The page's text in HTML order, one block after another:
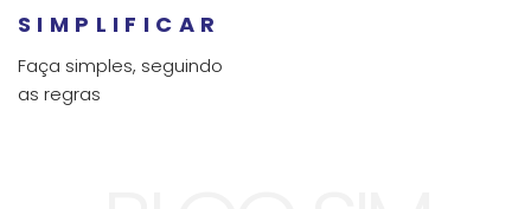
SIMPLIFICAR
Faça simples, seguindo
as regras